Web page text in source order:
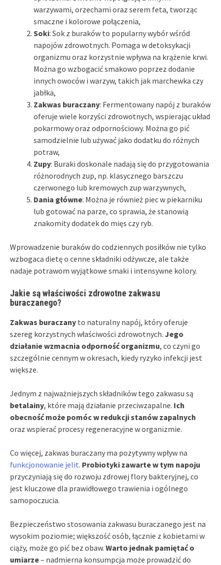
warzywami, orzechami oraz serem feta, tworząc
smaczne i kolorowe połączenia,
Soki: Sok z buraków to popularny wybór wśród
napojów zdrowotnych. Pomaga w detoksykacji
organizmu oraz korzystnie wpływa na krążenie krwi.
Można go wzbogacić smakowo poprzez dodanie
innych owoców i warzyw, takich jak marchewka czy
jabłka,
Zakwas buraczany: Fermentowany napój z buraków
oferuje wiele korzyści zdrowotnych, wspierając układ
pokarmowy oraz odpornościowy. Można go pić
samodzielnie lub używać jako dodatku do różnych
potraw,
Zupy: Buraki doskonale nadają się do przygotowania
różnorodnych zup, np. klasycznego barszczu
czerwonego lub kremowych zup warzywnych,
Dania główne: Można je również piec w piekarniku
lub gotować na parze, co sprawia, że stanowią
znakomity dodatek do mięs czy ryb.
Wprowadzenie buraków do codziennych posiłków nie tylko
wzbogaca dietę o cenne składniki odżywcze, ale także
nadaje potrawom wyjątkowe smaki i intensywne kolory.
Jakie są właściwości zdrowotne zakwasu
buraczanego?
Zakwas buraczany to naturalny napój, który oferuje
szereg korzystnych właściwości zdrowotnych. Jego
działanie wzmacnia odporność organizmu, co czyni go
szczególnie cennym w okresach, kiedy ryzyko infekcji jest
większe.
Jednym z najważniejszych składników tego zakwasu są
betalainy, które mają działanie przeciwzapalne. Ich
obecność może pomóc w redukcji stanów zapalnych
oraz wspierać procesy regeneracyjne w organizmie.
Co więcej, zakwas buraczany ma pozytywny wpływ na
funkcjonowanie jelit. Probiotyki zawarte w tym napoju
przyczyniają się do rozwoju zdrowej flory bakteryjnej, co
jest kluczowe dla prawidłowego trawienia i ogólnego
samopoczucia.
Bezpieczeństwo stosowania zakwasu buraczanego jest na
wysokim poziomie; większość osób, łącznie z kobietami w
ciąży, może go pić bez obaw. Warto jednak pamiętać o
umiarze– nadmierna konsumpcja może prowadzić do